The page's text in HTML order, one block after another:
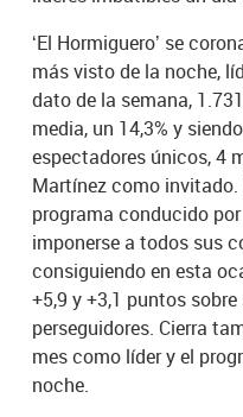
‘El Hormiguero’ se
más visto de la noche,
dato de la semana,
media, un 14,3% y
espectadores únicos, 4
Martínez como invitado.
programa conducido
imponerse a todos sus
consiguiendo en esta
+5,9 y +3,1 puntos
perseguidores. Cierra
mes como líder y el
noche.